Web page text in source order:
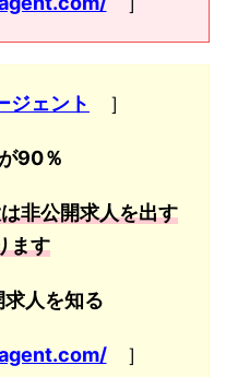
ジェント ］
90％
非公開求人を出す
ます
人を知る
］